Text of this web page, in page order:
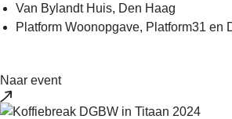
Van Bylandt Huis, Den Haag
Platform Woonopgave, Platform31 en
Naar event